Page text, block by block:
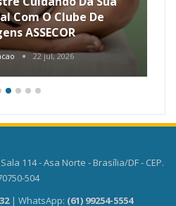
Com O Clube De
ASSECOR
22 jul, 2026
114 - Asa Norte - Brasília/DF - CEP.
504
| WhatsApp: (61) 99254-5554